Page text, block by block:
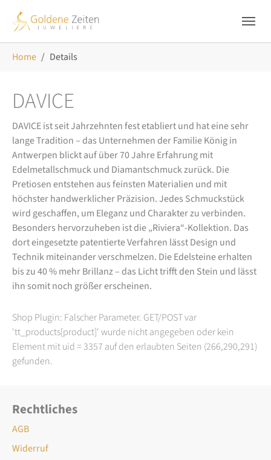
Home Details
DAVICE
DAVICE ist seit Jahrzehnten fest etabliert und hat eine sehr
lange Tradition – das Unternehmen der Familie König in
Antwerpen blickt auf über 70 Jahre Erfahrung mit
Edelmetallschmuck und Diamantschmuck zurück. Die
Pretiosen entstehen aus feinsten Materialien und mit
höchster handwerklicher Präzision. Jedes Schmuckstück
wird geschaffen, um Eleganz und Charakter zu verbinden.
Besonders hervorzuheben ist die „Riviera“-Kollektion. Das
dort eingesetzte patentierte Verfahren lässt Design und
Technik miteinander verschmelzen. Die Edelsteine erhalten
bis zu 40 % mehr Brillanz – das Licht trifft den Stein und lässt
ihn somit noch größer erscheinen.
Shop Plugin: Falscher Parameter. GET/POST var
'tt_products[product]' wurde nicht angegeben oder kein
Element mit uid = 3357 auf den erlaubten Seiten (266,290,291)
gefunden.
Rechtliches
AGB
Widerruf